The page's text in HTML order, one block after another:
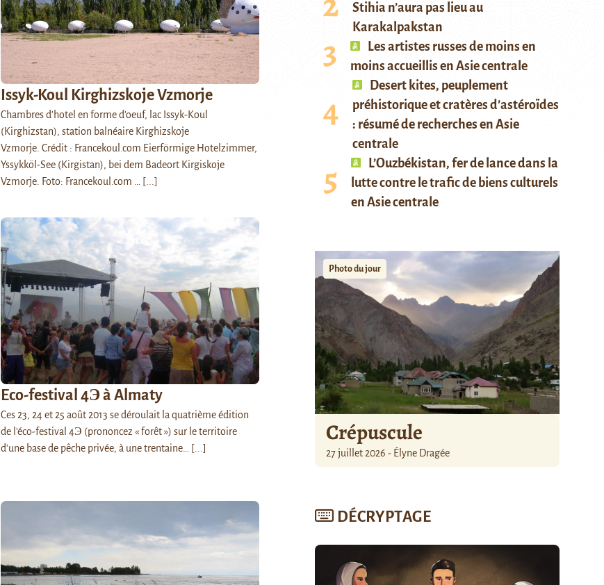
Issyk-Koul Kirghizskoje Vzmorje
Chambres d'hotel en forme d'oeuf, lac Issyk-Koul
(Kirghizstan), station balnéaire Kirghizskoje
Vzmorje. Crédit : Francekoul.com Eierförmige Hotelzimmer,
Yssykköl-See (Kirgistan), bei dem Badeort Kirgiskoje
Vzmorje. Foto: Francekoul.com …
[...]
Eco-festival 4Э à Almaty
Ces 23, 24 et 25 août 2013 se déroulait la quatrième édition
de l'éco-festival 4Э (prononcez « forêt ») sur le territoire
d'une base de pêche privée, à une trentaine…
[...]
Stihia n’aura pas lieu au
Karakalpakstan
Les artistes russes de moins en
moins accueillis en Asie centrale
Desert kites, peuplement
préhistorique et cratères d’astéroïdes
: résumé de recherches en Asie
centrale
L’Ouzbékistan, fer de lance dans la
lutte contre le trafic de biens culturels
en Asie centrale
Photo du jour
Crépuscule
27 juillet 2026 - Élyne Dragée
DÉCRYPTAGE